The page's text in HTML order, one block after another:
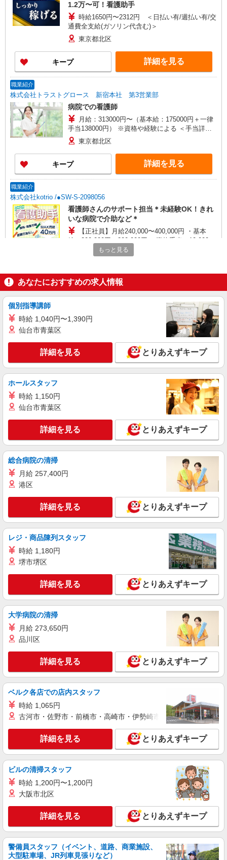
1.2万〜可！看護助手
時給1650円〜2312円 ＜日払い有/週払い有/交
通費全支給(ガソリン代含む)＞
東京都北区
キープ 詳細を見る
職業紹介
株式会社トラストグロース 新宿本社 第3営業部
病院での看護師
月給：313000円〜（基本給：175000円＋一律
手当138000円） ※資格や経験による ＜手当詳細
＞ ＊加給手当：30,000円〜80,000円 ＊夜勤手当：
14,000円/回 （夜勤は月4回程度） ＊皆勤手当：
6,000円 ＊精勤手当：6,000円 ＊資格手当：准看護
師20,000円/看護師30,000円 ＊調整手当：20,000
円〜50,000円
東京都北区
キープ 詳細を見る
職業紹介
株式会社kotrio /●SW-S-2098056
看護師さんのサポート担当＊未経験OK！きれ
いな病院で介助など＊
【正社員】月給240,000〜400,000円 ・基本
給：200,000円〜220,000円 ・資格手当：10,000〜
30,000円 ・役職手当：10,000〜70,000円 ・処遇改
善手当：20,000〜60,000円（勤続年数、保有資格
間） ※固定残業時間を超過する場合には超過勤務
手当として別途支給 ・夜勤手当：10,000円/1回
（上記給与とは別に支給） 下記資格をお持ちの方
歓迎 ・認知症介護基礎研修 ・初任者研修 ・実務
東京都北区
キープ 詳細を見る
職業紹介
株式会社kotrio /●SW-S-2096644
定員で即終了！時給2400円〜★東十条駅＊高
時給2400円〜＜交通費全額支給(ガソリン代含
む)＞
東京都北区
キープ 詳細を見る
派遣社員
株式会社kotrio /●SW-H1-1981059
東十条駅＊看護助手＊日払いOK！推し活の軍
資金も即ゲット◎
時給1550円〜2312円 ＜日払い有/週払い有/交
詳細を見る
派遣社員
株式会社トラストグロース 新宿本社 第3営業部
時給：准看護師1950円/看護師2000円 ※資格に
東京都北区
キープ 詳細を見る
職業紹介
株式会社kotrio /●SW-S-2078291
＼介護施設の看護師界隈でも大人気！／日勤の
みのデイサービス＊
時給2400円〜＜交通費全額支給(ガソリン代含
む)＞
北区/駅チカで好アクセス★
キープ 詳細を見る
東十条駅｜家庭と両立できる＊デイサービス看
護師【夜勤なし】
時給2400円〜3000円 ＜日払い有/週払い有/交
キープ 詳細を見る
派遣社員
もっと見る
あなたにおすすめの求人情報
個別指導講師
時給 1,040円〜1,390円
仙台市青葉区
詳細を見る とりあえずキープ
ホールスタッフ
時給 1,150円
仙台市青葉区
詳細を見る とりあえずキープ
総合病院の清掃
月給 257,400円
港区
詳細を見る とりあえずキープ
レジ・商品陳列スタッフ
時給 1,180円
堺市堺区
詳細を見る とりあえずキープ
大学病院の清掃
月給 273,650円
品川区
詳細を見る とりあえずキープ
ベルク各店での店内スタッフ
時給 1,065円
古河市・佐野市・前橋市・高崎市・伊勢崎市・太田市・館林市
詳細を見る とりあえずキープ
ビルの清掃スタッフ
時給 1,200円〜1,200円
大阪市北区
詳細を見る とりあえずキープ
警備員スタッフ（イベント、道路、商業施設、
大型駐車場、JR列車見張りなど）